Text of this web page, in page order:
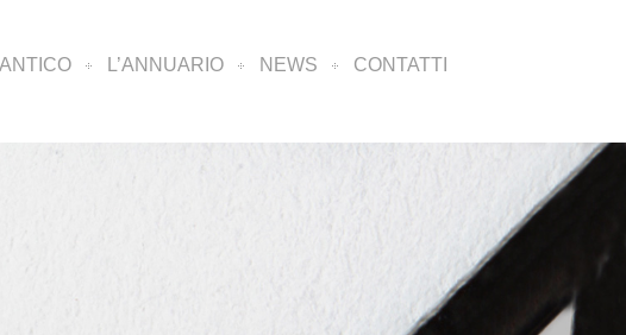
L’ANNUARIO NEWS CONTATTI